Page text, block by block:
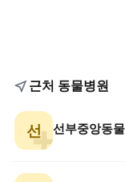
근처 동물병원
선 선부중앙동